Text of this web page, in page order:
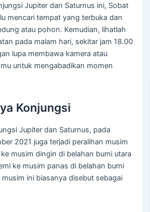
Jupiter dan Saturnus ini, Sobat
mencari tempat yang terbuka dan
atau pohon. Kemudian, lihatlah
pada malam hari, sekitar jam 18.00
lupa membawa kamera atau
untuk mengabadikan momen
Konjungsi
Jupiter dan Saturnus, pada
2021 juga terjadi peralihan musim
musim dingin di belahan bumi utara
ke musim panas di belahan bumi
musim ini biasanya disebut sebagai